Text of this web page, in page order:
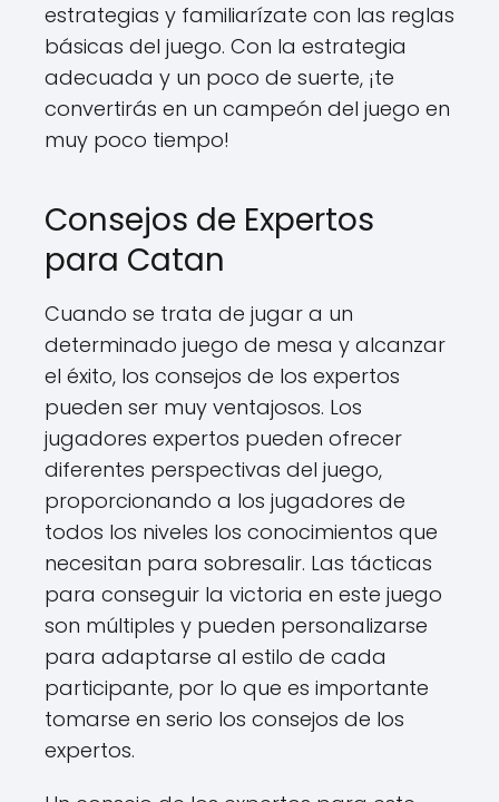
estrategias y familiarízate con las reglas
básicas del juego. Con la estrategia
adecuada y un poco de suerte, ¡te
convertirás en un campeón del juego en
muy poco tiempo!
Consejos de Expertos
para Catan
Cuando se trata de jugar a un
determinado juego de mesa y alcanzar
el éxito, los consejos de los expertos
pueden ser muy ventajosos. Los
jugadores expertos pueden ofrecer
diferentes perspectivas del juego,
proporcionando a los jugadores de
todos los niveles los conocimientos que
necesitan para sobresalir. Las tácticas
para conseguir la victoria en este juego
son múltiples y pueden personalizarse
para adaptarse al estilo de cada
participante, por lo que es importante
tomarse en serio los consejos de los
expertos.